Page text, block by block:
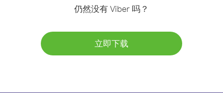
仍然没有 Viber 吗？
立即下载